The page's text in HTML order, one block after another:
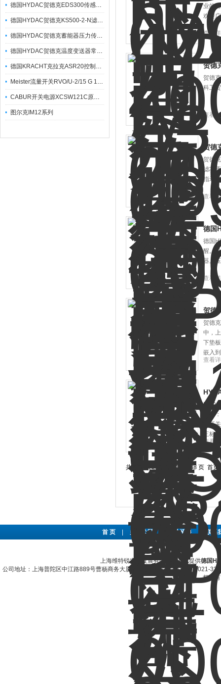
德国HYDAC贺德克EDS300传感器技术参考
德国HYDAC贺德克KS500-2-N滤芯组件介绍
德国HYDAC贺德克蓄能器压力传感器温度传感器
德国HYDAC贺德克温度变送器常见故障处理及排除方法
德国KRACHT克拉克ASR20控制器使用维护
Meister流量开关RVO/U-2/15 G 1/2 MS NOC如何安装调节
CABUR开关电源XCSW121C原装正品维特锐提供产品信息介绍
图尔克IM12系列
业的
欢迎
查看
贺德
贺德
科工
查看
贺
贺德
滤芯
指示
查看
德国
德国
醒。
器。
查看
贺德
贺德
中，
下垫
嵌入
查看
选择
在开
三标
查看
共 453 条记录，当前 1 / 38 页 首
首 页 关于公司 人才招聘 | 联系
上海维特锐实业发展有限公司专业提供德国
公司地址：上海普陀区中江路889号曹杨商务大厦1501-1504室 联系电话：021-
权所